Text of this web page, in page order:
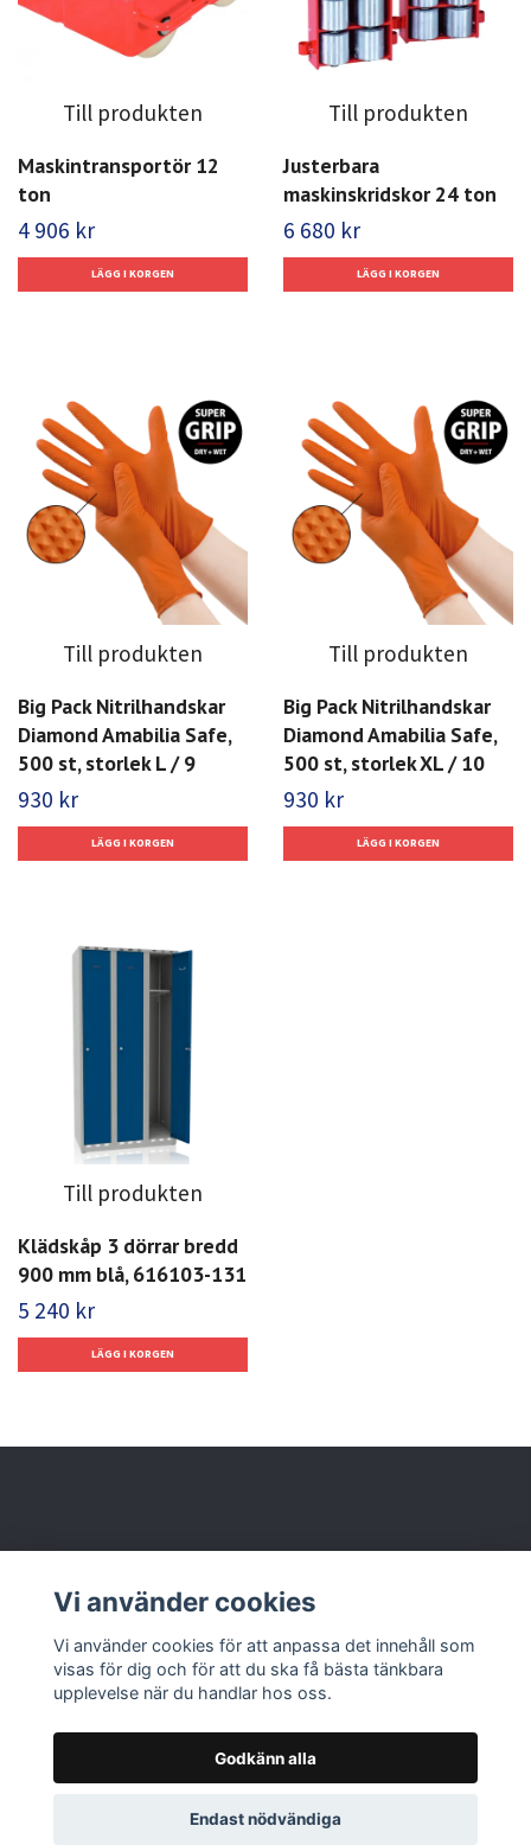
Till produkten
Maskintransportör 12
ton
4 906 kr
Till produkten
Justerbara
maskinskridskor 24 ton
6 680 kr
Till produkten
Big Pack Nitrilhandskar
Diamond Amabilia Safe,
500 st, storlek L / 9
930 kr
Till produkten
Big Pack Nitrilhandskar
Diamond Amabilia Safe,
500 st, storlek XL / 10
930 kr
Till produkten
Klädskåp 3 dörrar bredd
900 mm blå, 616103-131
5 240 kr
Läs mer
© 2026 Nolbox AB
Vi använder cookies
Vi använder cookies för att anpassa det innehåll som
visas för dig och för att du ska få bästa tänkbara
upplevelse när du handlar hos oss.
Godkänn alla
Endast nödvändiga